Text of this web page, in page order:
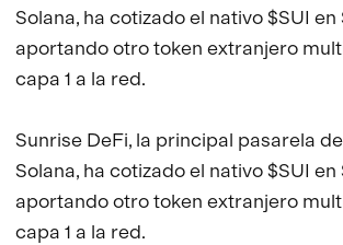
Solana, ha cotizado el nativo $SUI en
aportando otro token extranjero
capa 1 a la red.
Sunrise DeFi, la principal pasarela
Solana, ha cotizado el nativo $SUI en
aportando otro token extranjero
capa 1 a la red.